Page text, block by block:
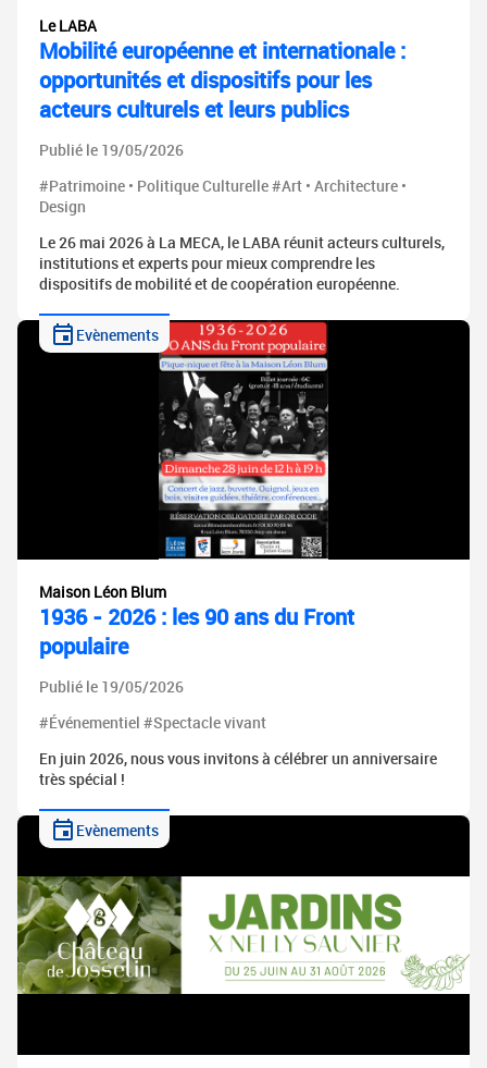
Le LABA
Mobilité européenne et internationale :
opportunités et dispositifs pour les
acteurs culturels et leurs publics
Publié le 19/05/2026
#Patrimoine • Politique Culturelle #Art • Architecture •
Design
Le 26 mai 2026 à La MECA, le LABA réunit acteurs culturels,
institutions et experts pour mieux comprendre les
dispositifs de mobilité et de coopération européenne.
Evènements
Maison Léon Blum
1936 - 2026 : les 90 ans du Front
populaire
Publié le 19/05/2026
#Événementiel #Spectacle vivant
En juin 2026, nous vous invitons à célébrer un anniversaire
très spécial !
Evènements